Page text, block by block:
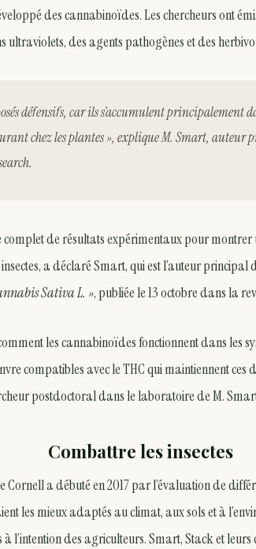
des cannabinoïdes. Les chercheurs ont
des agents pathogènes et des
défensifs, car ils s’accumulent principalement
chez les plantes », explique M. Smart, auteur
complet de résultats expérimentaux pour
a déclaré Smart, qui est l’auteur principal
Sativa L. », publiée le 13 octobre dans la
les cannabinoïdes fonctionnent dans les
compatibles avec le THC qui maintiennent ces
postdoctoral dans le laboratoire de M.
Combattre les insectes
a débuté en 2017 par l’évaluation de
les mieux adaptés au climat, aux sols et à
l’intention des agriculteurs. Smart, Stack et